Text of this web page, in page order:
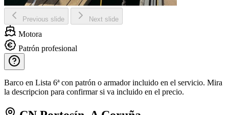
Previous slide Next slide
Motora
Patrón profesional
Barco en Lista 6ª con patrón o armador incluido en el servicio. Mira
la descripcion para confirmar si va incluido en el precio.